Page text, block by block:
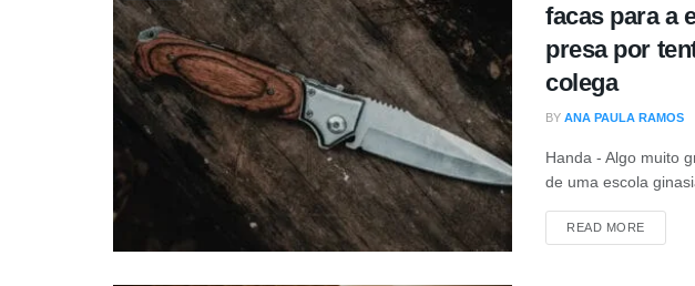
facas para a
presa por
colega
BY ANA PAULA RAMOS
Handa - Algo muito
de uma escola
READ MOREDETAILS